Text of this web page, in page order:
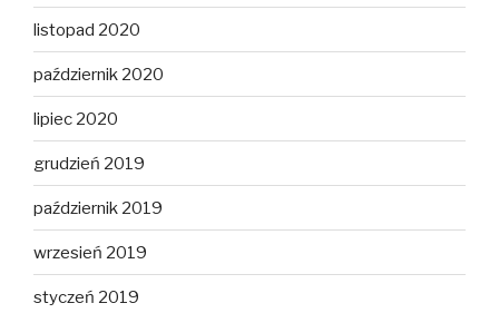
listopad 2020
październik 2020
lipiec 2020
grudzień 2019
październik 2019
wrzesień 2019
styczeń 2019